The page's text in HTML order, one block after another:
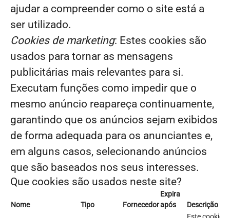
ajudar a compreender como o site está a
ser utilizado.
Cookies de marketing: Estes cookies são
usados para tornar as mensagens
publicitárias mais relevantes para si.
Executam funções como impedir que o
mesmo anúncio reapareça continuamente,
garantindo que os anúncios sejam exibidos
de forma adequada para os anunciantes e,
em alguns casos, selecionando anúncios
que são baseados nos seus interesses.
Que cookies são usados neste site?
Nome Tipo Fornecedor
Expira
após
Descrição